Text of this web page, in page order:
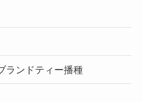
ランドティー播種